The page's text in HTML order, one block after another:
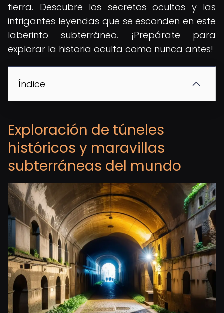
tierra. Descubre los secretos ocultos y las
intrigantes leyendas que se esconden en este
laberinto subterráneo. ¡Prepárate para
explorar la historia oculta como nunca antes!
Índice
Exploración de túneles
históricos y maravillas
subterráneas del mundo